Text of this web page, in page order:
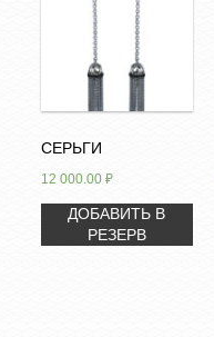
СЕРЬГИ
12 000.00 ₽
ДОБАВИТЬ В
РЕЗЕРВ